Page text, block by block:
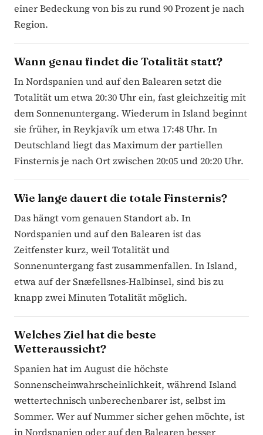
einer Bedeckung von bis zu rund 90 Prozent je nach
Region.
Wann genau findet die Totalität statt?
In Nordspanien und auf den Balearen setzt die
Totalität um etwa 20:30 Uhr ein, fast gleichzeitig mit
dem Sonnenuntergang. Wiederum in Island beginnt
sie früher, in Reykjavík um etwa 17:48 Uhr. In
Deutschland liegt das Maximum der partiellen
Finsternis je nach Ort zwischen 20:05 und 20:20 Uhr.
Wie lange dauert die totale Finsternis?
Das hängt vom genauen Standort ab. In
Nordspanien und auf den Balearen ist das
Zeitfenster kurz, weil Totalität und
Sonnenuntergang fast zusammenfallen. In Island,
etwa auf der Snæfellsnes-Halbinsel, sind bis zu
knapp zwei Minuten Totalität möglich.
Welches Ziel hat die beste
Wetteraussicht?
Spanien hat im August die höchste
Sonnenscheinwahrscheinlichkeit, während Island
wettertechnisch unberechenbarer ist, selbst im
Sommer. Wer auf Nummer sicher gehen möchte, ist
in Nordspanien oder auf den Balearen besser